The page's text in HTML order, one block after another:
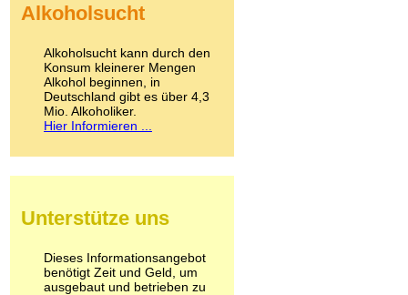
Kokain
LSD
Marihuana
Medikamente
Meskalin
Metamphetamin
Methadon
Pilze
Psychopharmaka
Schlafmittel
Schmerzmittel
Alkoholsucht
Alkoholsucht kann durch den
Konsum kleinerer Mengen
Alkohol beginnen, in
Deutschland gibt es über 4,3
Mio. Alkoholiker.
Hier Informieren ...
Unterstütze uns
Dieses Informationsangebot
benötigt Zeit und Geld, um
ausgebaut und betrieben zu